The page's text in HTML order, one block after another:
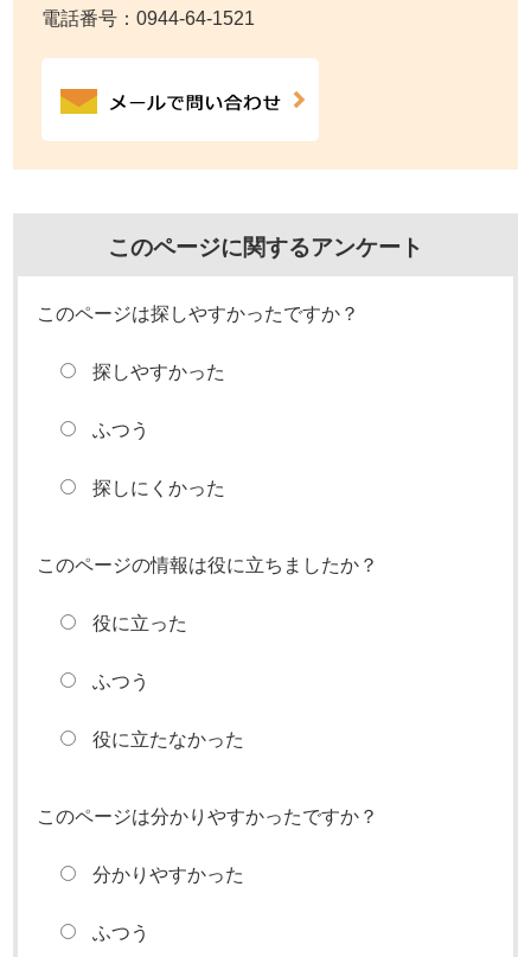
電話番号：0944-64-1521
このページに関するアンケート
このページは探しやすかったですか？
探しやすかった
ふつう
探しにくかった
このページの情報は役に立ちましたか？
役に立った
ふつう
役に立たなかった
このページは分かりやすかったですか？
分かりやすかった
ふつう